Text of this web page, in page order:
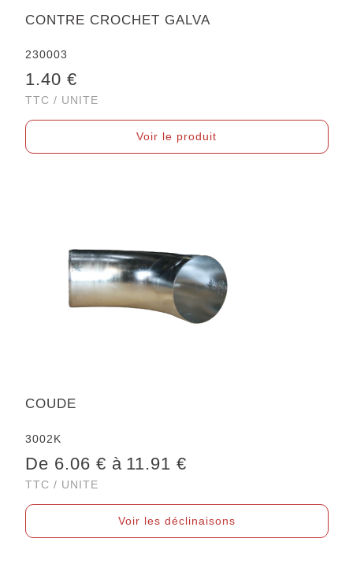
CONTRE CROCHET GALVA
230003
1.40 €
TTC / UNITE
Voir le produit
COUDE
3002K
De 6.06 € à 11.91 €
TTC / UNITE
Voir les déclinaisons